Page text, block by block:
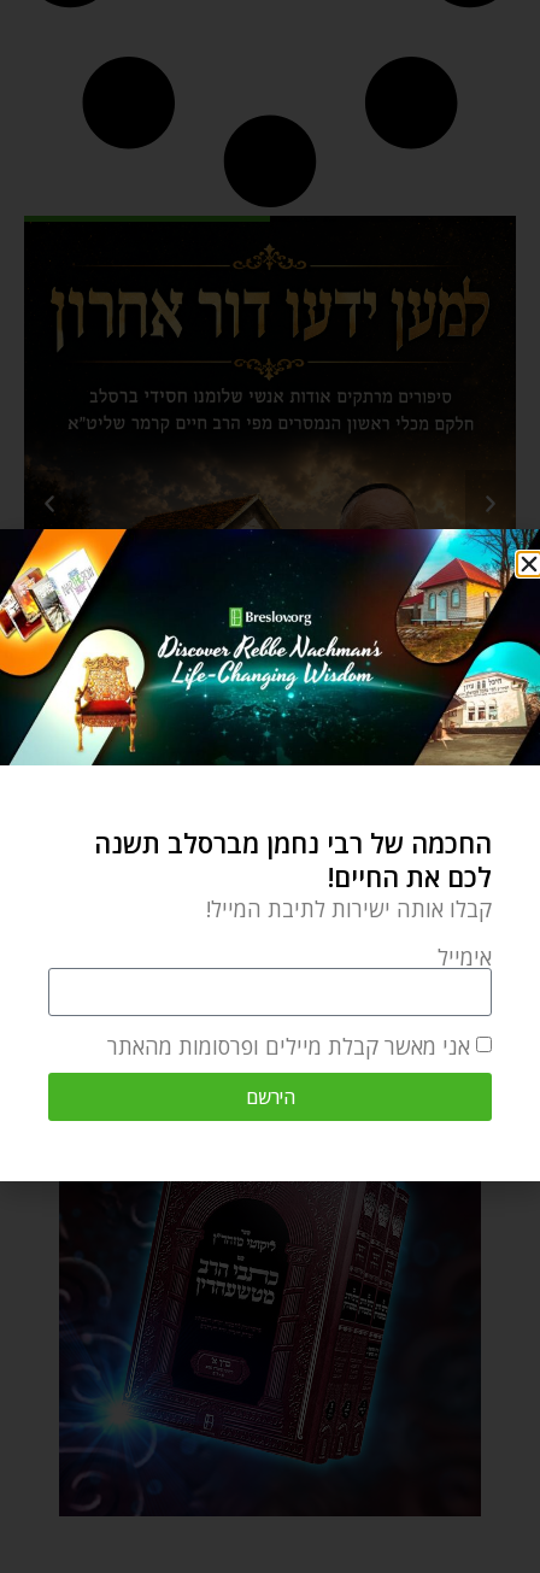
החכמה של רבי נחמן מברסלב תשנה
לכם את החיים!
קבלו אותה ישירות לתיבת המייל!
אימייל
אני מאשר קבלת מיילים ופרסומות מהאתר
הירשם